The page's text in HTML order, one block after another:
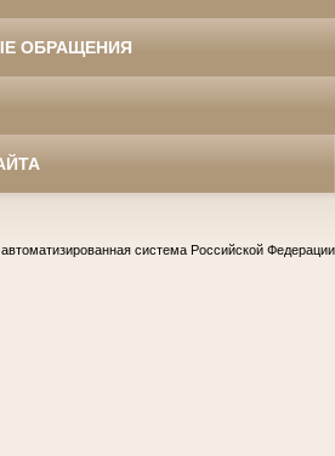
ОБРАЩЕНИЯ
система Российской